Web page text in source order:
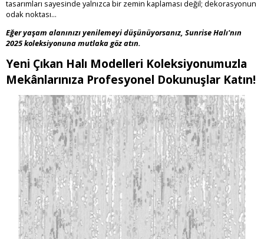
tasarımları sayesinde yalnızca bir zemin kaplaması değil; dekorasyonun
odak noktası...
Eğer yaşam alanınızı yenilemeyi düşünüyorsanız, Sunrise Halı'nın
2025 koleksiyonuna mutlaka göz atın.
Yeni Çıkan Halı Modelleri Koleksiyonumuzla
Mekânlarınıza Profesyonel Dokunuşlar Katın!